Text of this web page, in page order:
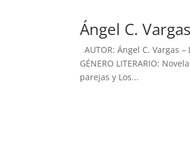
Ángel C. Vargas
AUTOR: Ángel C. Vargas –
GÉNERO LITERARIO:
parejas y Los...